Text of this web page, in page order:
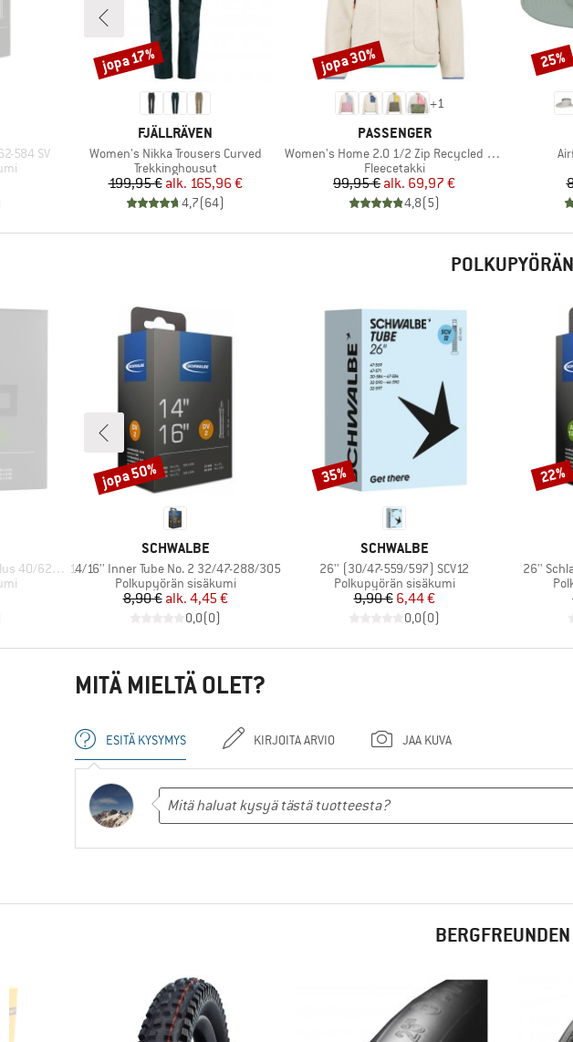
584 SV
MERKKI
FJÄLLRÄVEN
Tuote
Women's Nikka Trousers Curved
Tuoteryhmä
Trekkinghousut
Hinta
199,95 € Alennettu hinta
alk. 165,96 €
4,7(64)
Alennus
jopa 17%
+1
MERKKI
PASSENGER
Tuote
Women's Home 2.0 1/2 Zip Recycled Sherpa Fleece
Tuoteryhmä
Fleecetakki
Hinta
99,95 € Alennettu hinta
alk. 69,97 €
4,8(5)
Alennus
jopa 30% 25%
40/62-406
MERKKI
SCHWALBE
Tuote
14/16'' Inner Tube No. 2 32/47-288/305
Tuoteryhmä
Polkupyörän sisäkumi
Hinta
8,90 € Alennettu hinta
alk. 4,45 €
0,0(0)
Alennus
jopa 50%
MERKKI
SCHWALBE
Tuote
26'' (30/47-559/597) SCV12
Tuoteryhmä
Polkupyörän sisäkumi
Hinta
9,90 €Alennettu hinta
6,44 €
0,0(0)
Alennus
35%
Tuote
26''
22%
MITÄ MIELTÄ OLET?
ESITÄ KYSYMYS KIRJOITA ARVIO JAA KUVA